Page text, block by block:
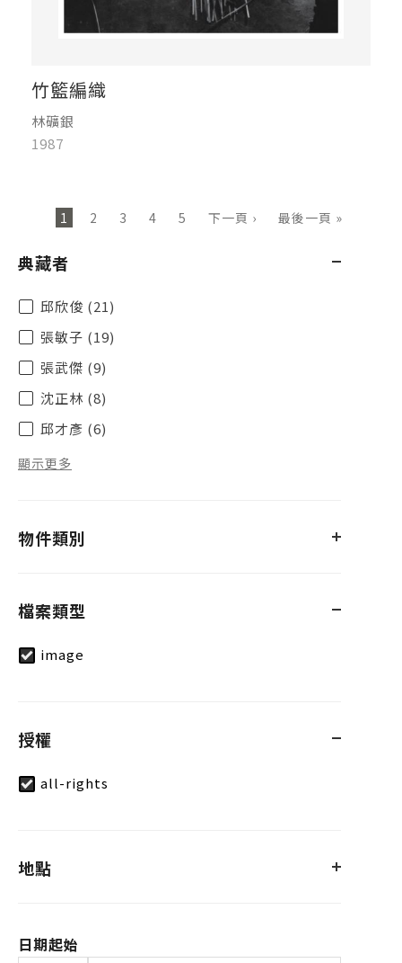
竹籃編織
林礦銀
1987
頁面
1 2 3 4 5 下一頁 › 最後一頁 »
典藏者
邱欣俊 (21)
張敏子 (19)
張武傑 (9)
沈正林 (8)
邱才彥 (6)
顯示更多
物件類別
檔案類型
image
授權
all-rights
地點
日期起始